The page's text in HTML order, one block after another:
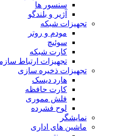
سنسور ها
آژیر و بلندگو
تجهیزات شبکه
مودم و روتر
سوئیچ
کارت شبکه
تجهیزات ارتباط
تجهیزات ذخیره سازی
هارد دیسک
کارت حافظه
فلش مموری
لوح فشرده
نمایشگر
ماشین های اداری